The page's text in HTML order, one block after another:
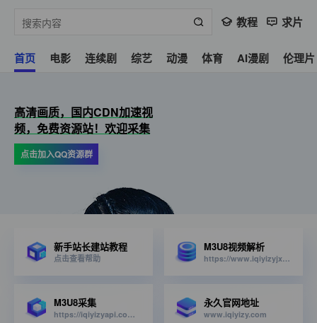
教程 求片
首页 电影 连续剧 综艺 动漫 体育 AI漫剧 伦理片
高清画质，国内CDN加速视
频，免费资源站！欢迎采集
点击加入QQ资源群
新手站长建站教程
点击查看帮助
M3U8视频解析
https://www.iqiyizyjx.com/?url=
M3U8采集
https://iqiyizyapi.com/api.php/provide/vod/from/snm3u8/at/xml
永久官网地址
www.iqiyizy.com